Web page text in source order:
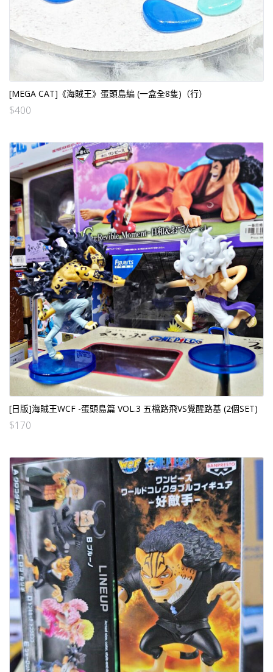
[MEGA CAT]《海賊王》蛋頭島編 (一盒全8隻)（行）
$400
[日版]海賊王WCF -蛋頭島篇 VOL.3 五檔路飛VS覺醒路基 (2個SET)
$170